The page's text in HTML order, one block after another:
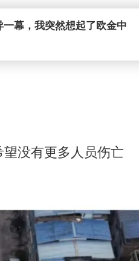
没有更多人员伤亡